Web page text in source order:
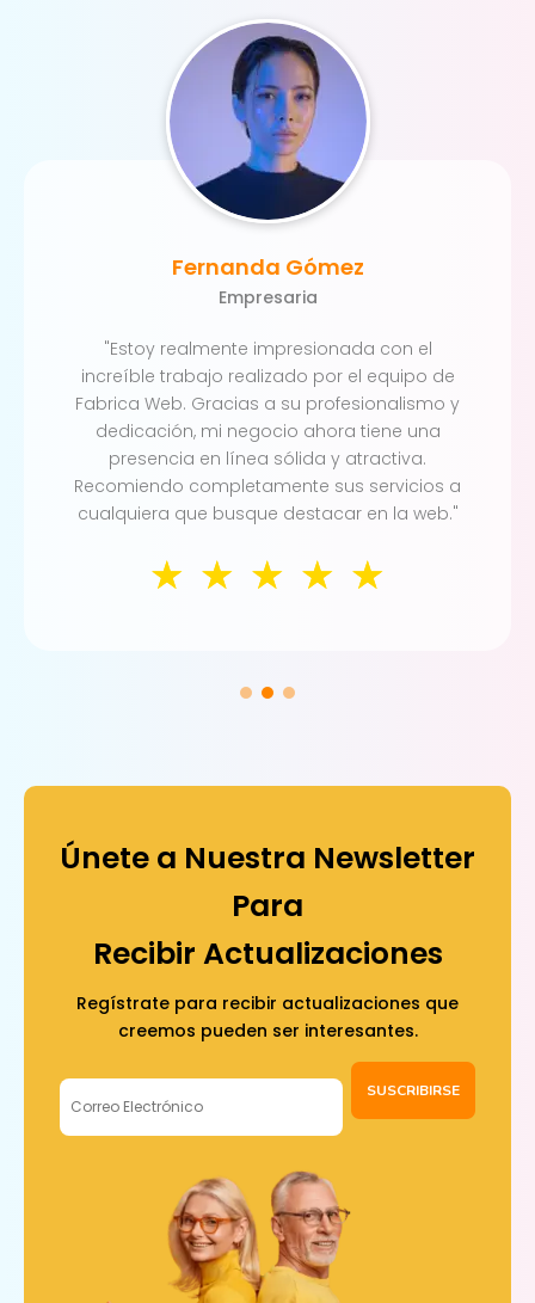
"Estoy realmente impresionada con el
increíble trabajo realizado por el equipo de
Fabrica Web. Gracias a su profesionalismo y
dedicación, mi negocio ahora tiene una
presencia en línea sólida y atractiva.
Recomiendo completamente sus servicios a
cualquiera que busque destacar en la web."
Fernanda Gómez
Empresaria
☆ ☆ ☆ ☆ ☆
Únete a Nuestra Newsletter
Para
Recibir Actualizaciones
Regístrate para recibir actualizaciones que
creemos pueden ser interesantes.
SUSCRIBIRSE